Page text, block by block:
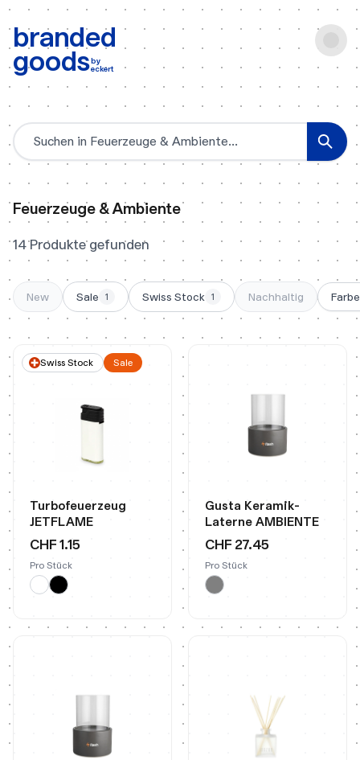
branded
goodsby
eckert
b: Produktsuche
Feuerzeuge & Ambiente
14 Produkte gefunden
New Sale 1 Swiss Stock 1 Nachhaltig Farbe
Swiss Stock Sale
Turbofeuerzeug
JETFLAME
CHF 1.15
Pro Stück
Gusta Keramik-
Laterne AMBIENTE
CHF 27.45
Pro Stück